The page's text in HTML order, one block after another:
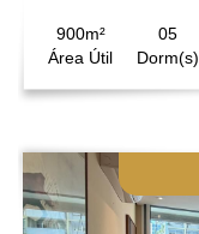
900m²
Área Útil
05
Dorm(s)